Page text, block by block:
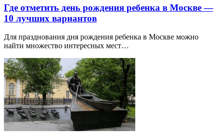
Где отметить день рождения ребенка в Москве —
10 лучших вариантов
Для празднования дня рождения ребенка в Москве можно
найти множество интересных мест…